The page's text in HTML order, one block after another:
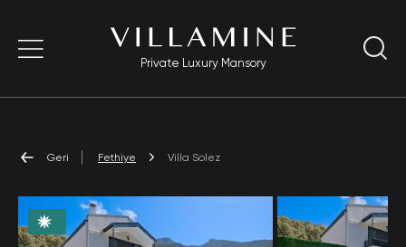
Private Luxury Mansory
Geri Fethiye Villa Solez